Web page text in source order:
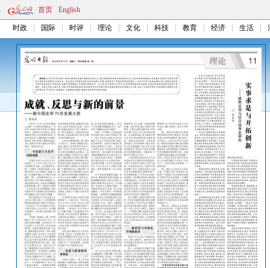
首页 English
时政 国际 时评 理论 文化 科技 教育 经济 生活